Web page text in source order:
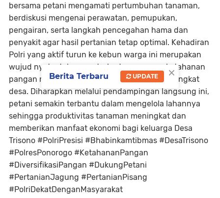
bersama petani mengamati pertumbuhan tanaman,
berdiskusi mengenai perawatan, pemupukan,
pengairan, serta langkah pencegahan hama dan
penyakit agar hasil pertanian tetap optimal. Kehadiran
Polri yang aktif turun ke kebun warga ini merupakan
wujud nyata dukungan terhadap program ketahanan
pangan nasional dan diversifikasi pangan di tingkat
desa. Diharapkan melalui pendampingan langsung ini,
petani semakin terbantu dalam mengelola lahannya
sehingga produktivitas tanaman meningkat dan
memberikan manfaat ekonomi bagi keluarga Desa
Trisono #PolriPresisi #Bhabinkamtibmas #DesaTrisono
#PolresPonorogo #KetahananPangan
#DiversifikasiPangan #DukungPetani
#PertanianJagung #PertanianPisang
#PolriDekatDenganMasyarakat
×
Berita Terbaru UPDATE